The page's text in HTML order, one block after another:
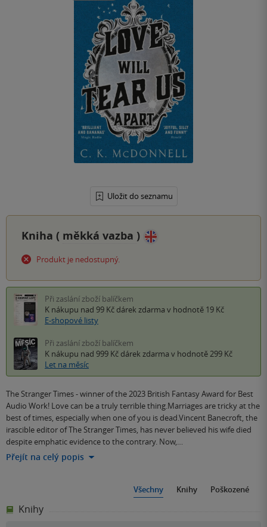
Uložit do seznamu
Kniha ( měkká vazba )
Produkt je nedostupný.
Při zaslání zboží balíčkem
K nákupu nad 99 Kč dárek zdarma v hodnotě 19 Kč
E-shopové listy
Při zaslání zboží balíčkem
K nákupu nad 999 Kč dárek zdarma v hodnotě 299 Kč
Let na měsíc
The Stranger Times - winner of the 2023 British Fantasy Award for Best
Audio Work! Love can be a truly terrible thing.Marriages are tricky at the
best of times, especially when one of you is dead.Vincent Banecroft, the
irascible editor of The Stranger Times, has never believed his wife died
despite emphatic evidence to the contrary. Now,…
Přejít na celý popis
Všechny Knihy Poškozené
Knihy